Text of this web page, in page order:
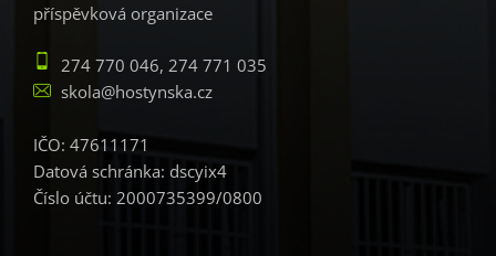
příspěvková organizace
274 770 046, 274 771 035
skola@hostynska.cz
IČO: 47611171
Datová schránka: dscyix4
Číslo účtu: 2000735399/0800